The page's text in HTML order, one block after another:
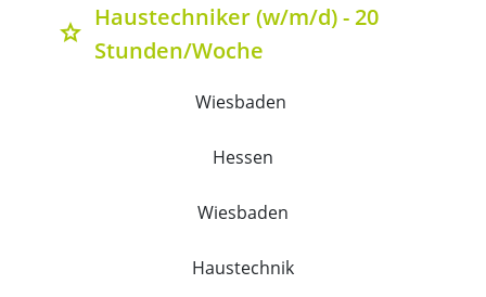
grade
Haustechniker (w/m/d) - 20
Stunden/Woche
Wiesbaden
Hessen
Wiesbaden
Haustechnik